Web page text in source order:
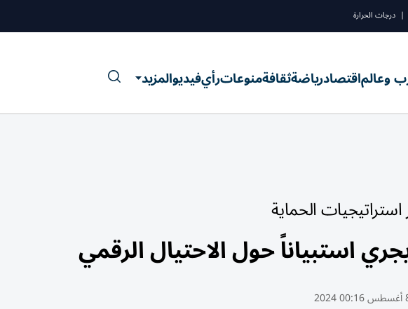
| درجات الحرارة
وعالماقتصادرياضةثقافةمنوعاترأيفيديوالمزيد
الحماية
استبياناً حول الاحتيال الرقمي
2024